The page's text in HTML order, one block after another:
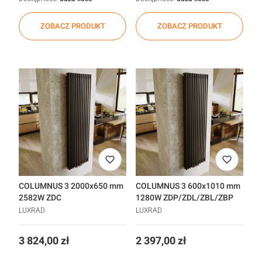
ZOBACZ PRODUKT ZOBACZ PRODUKT
COLUMNUS 3 2000x650 mm
2582W ZDC
LUXRAD
Cena
3 824,00 zł
COLUMNUS 3 600x1010 mm
1280W ZDP/ZDL/ZBL/ZBP
LUXRAD
Cena
2 397,00 zł